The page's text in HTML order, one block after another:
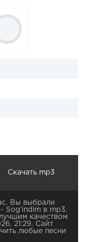
Скачать mp3
Вы выбрали
Sog'indim в mp3,
качеством
21:29. Сайт
любые песни